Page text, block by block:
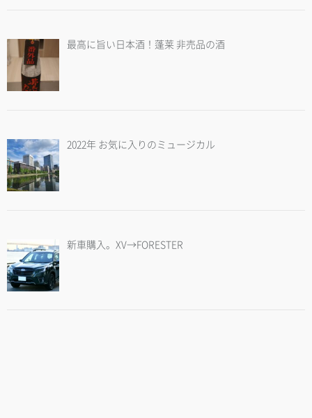
最高に旨い日本酒！蓬莱 非売品の酒
2022年 お気に入りのミュージカル
新車購入。XV→FORESTER